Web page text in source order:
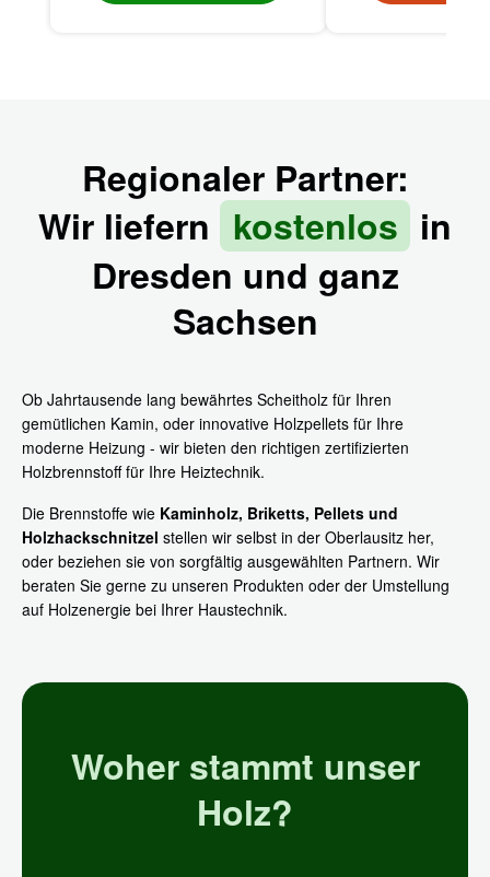
Regionaler Partner:
Wir liefern kostenlos in
Dresden und ganz
Sachsen
Ob Jahrtausende lang bewährtes Scheitholz für Ihren
gemütlichen Kamin, oder innovative Holzpellets für Ihre
moderne Heizung - wir bieten den richtigen zertifizierten
Holzbrennstoff für Ihre Heiztechnik.
Die Brennstoffe wie Kaminholz, Briketts, Pellets und
Holzhackschnitzel stellen wir selbst in der Oberlausitz her,
oder beziehen sie von sorgfältig ausgewählten Partnern. Wir
beraten Sie gerne zu unseren Produkten oder der Umstellung
auf Holzenergie bei Ihrer Haustechnik.
Woher stammt unser
Holz?